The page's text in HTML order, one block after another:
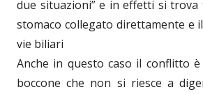
due situazioni” e in effetti si trova
stomaco collegato direttamente e
vie biliari
Anche in questo caso il conflitto
boccone che non si riesce a